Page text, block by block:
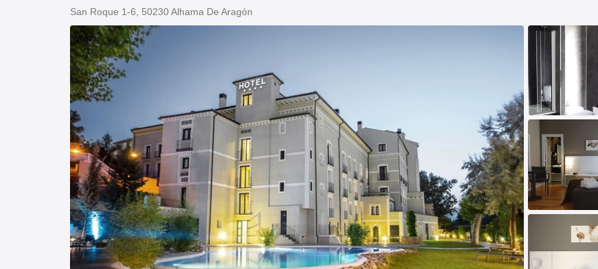
San Roque 1-6, 50230 Alhama De Aragón